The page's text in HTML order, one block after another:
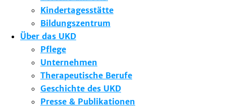
Kindertagesstätte
Bildungszentrum
Über das UKD
Pflege
Unternehmen
Therapeutische Berufe
Geschichte des UKD
Presse & Publikationen